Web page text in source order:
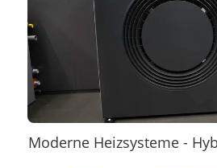
Moderne Heizsysteme -